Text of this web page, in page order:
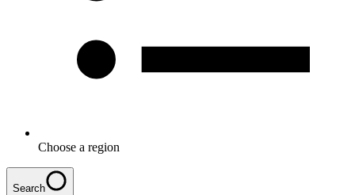
Choose a region
Search